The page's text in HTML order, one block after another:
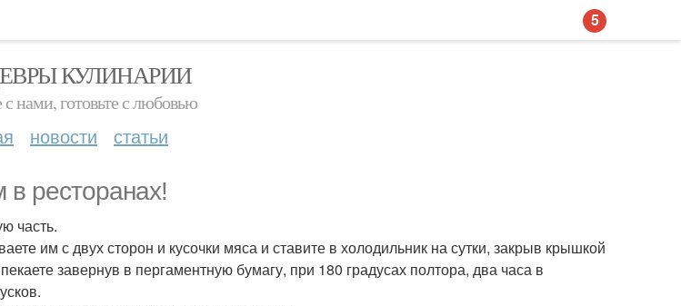
КУЛИНАРИИ
с нами, готовьте с любовью
новости статьи
ресторанах!
часть.
им с двух сторон и кусочки мяса и ставите в холодильник на сутки, закрыв крышкой
завернув в пергаментную бумагу, при 180 градусах полтора, два часа в
5